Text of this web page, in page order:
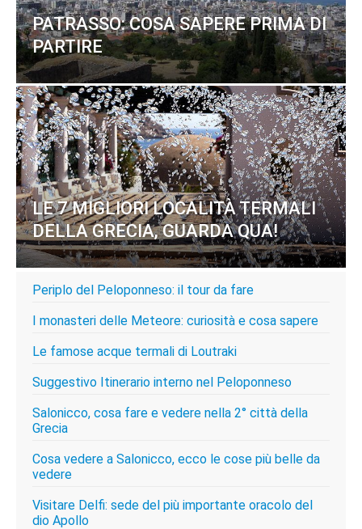
PATRASSO: COSA SAPERE PRIMA DI
PARTIRE
LE 7 MIGLIORI LOCALITÀ TERMALI
DELLA GRECIA, GUARDA QUA!
Periplo del Peloponneso: il tour da fare
I monasteri delle Meteore: curiosità e cosa sapere
Le famose acque termali di Loutraki
Suggestivo Itinerario interno nel Peloponneso
Salonicco, cosa fare e vedere nella 2° città della
Grecia
Cosa vedere a Salonicco, ecco le cose più belle da
vedere
Visitare Delfi: sede del più importante oracolo del
dio Apollo